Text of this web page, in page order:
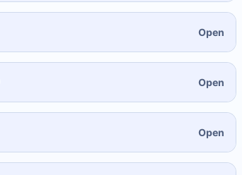
Open
Open
Open